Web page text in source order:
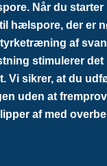
Når du
hælspore, der er
af
stimulerer
Vi sikrer, at du
uden at
af med